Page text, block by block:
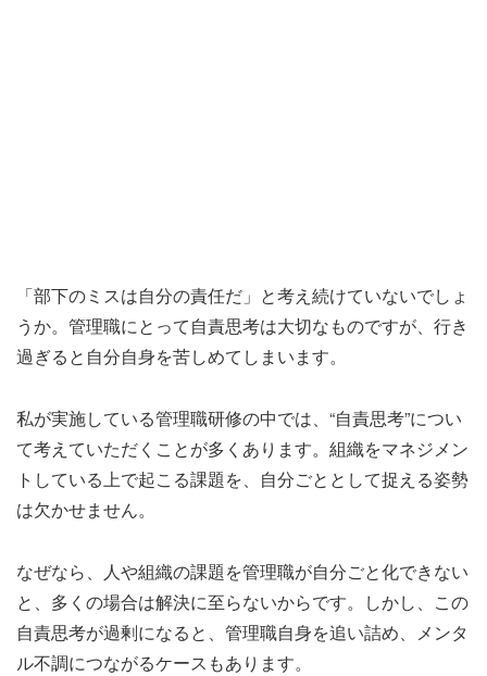
「部下のミスは自分の責任だ」と考え続けていないでしょ
うか。管理職にとって自責思考は大切なものですが、行き
過ぎると自分自身を苦しめてしまいます。
私が実施している管理職研修の中では、“自責思考”につい
て考えていただくことが多くあります。組織をマネジメン
トしている上で起こる課題を、自分ごととして捉える姿勢
は欠かせません。
なぜなら、人や組織の課題を管理職が自分ごと化できない
と、多くの場合は解決に至らないからです。しかし、この
自責思考が過剰になると、管理職自身を追い詰め、メンタ
ル不調につながるケースもあります。